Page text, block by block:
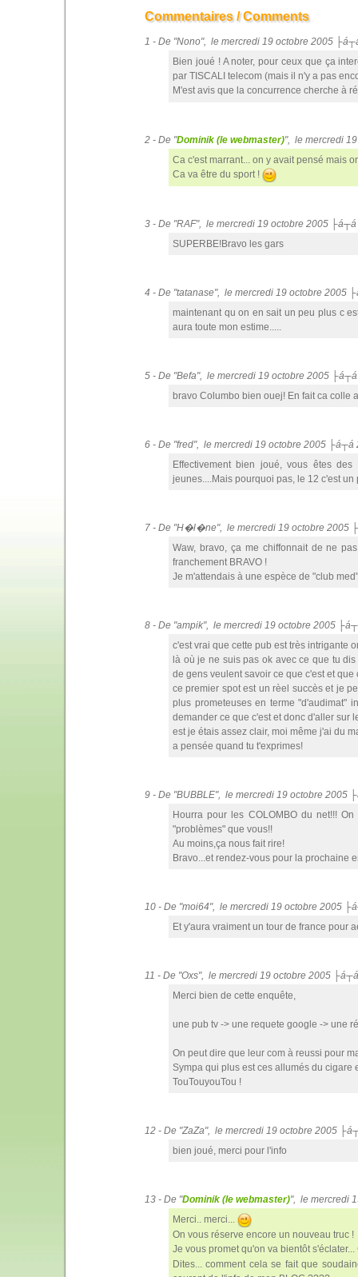
Commentaires / Comments
1 - De "Nono", le mercredi 19 octobre 2005
Bien joué ! A noter, pour ceux que ça
par TISCALI telecom (mais il n'y a pas
M'est avis que la concurrence cherche à
2 - De "Dominik (le webmaster)", le mercredi
Ca c'est marrant... on y avait pensé mais
Ca va être du sport !
3 - De "RAF", le mercredi 19 octobre 2005
SUPERBE!Bravo les gars
4 - De "tatanase", le mercredi 19 octobre 2005
maintenant qu on en sait un peu plus c
aura toute mon estime.....
5 - De "Befa", le mercredi 19 octobre 2005
bravo Columbo bien ouej! En fait ca colle
6 - De "fred", le mercredi 19 octobre 2005 ├á┬á
Effectivement bien joué, vous êtes
jeunes....Mais pourquoi pas, le 12 c'est
7 - De "H�l�ne", le mercredi 19 octobre 2005
Waw, bravo, ça me chiffonnait de ne
franchement BRAVO !
Je m'attendais à une espèce de "club
8 - De "ampik", le mercredi 19 octobre 2005
c'est vrai que cette pub est très intrigante
là où je ne suis pas ok avec ce que tu
de gens veulent savoir ce que c'est et
ce premier spot est un rèel succès et je
plus prometeuses en terme "d'audimat"
demander ce que c'est et donc d'aller sur
est je étais assez clair, moi même j'ai du
a pensée quand tu t'exprimes!
9 - De "BUBBLE", le mercredi 19 octobre 2005
Hourra pour les COLOMBO du net!!!
"problèmes" que vous!!
Au moins,ça nous fait rire!
Bravo...et rendez-vous pour la prochaine
10 - De "moi64", le mercredi 19 octobre 2005
Et y'aura vraiment un tour de france pour
11 - De "Oxs", le mercredi 19 octobre 2005
Merci bien de cette enquête,
une pub tv -> une requete google -> une
On peut dire que leur com à reussi pour
Sympa qui plus est ces allumés du cigare
TouTouyouTou !
12 - De "ZaZa", le mercredi 19 octobre 2005
bien joué, merci pour l'info
13 - De "Dominik (le webmaster)", le mercredi
Merci.. merci...
On vous réserve encore un nouveau truc !
Je vous promet qu'on va bientôt
Dites... comment cela se fait que